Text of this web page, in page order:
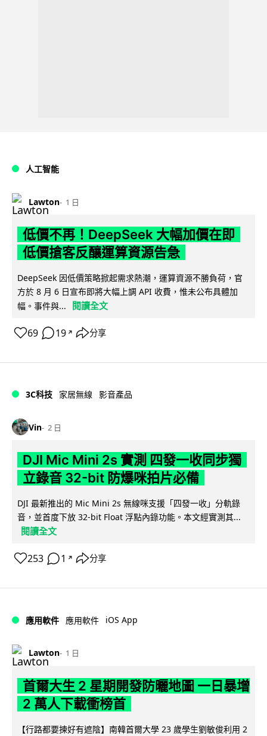
人工智能
Lawton 1 日
低價不再！DeepSeek 大幅加價在即
低價搶客反釀運算資源告急
DeepSeek 因低價策略掀起需求熱潮，運算資源不勝負荷，官
方於 8 月 6 日宣布即將大幅上調 API 收費，惟未公布具體加
幅。事件與...
閱讀全文
69 19 ↗ 分享
3C科技 家居無線 影音產品
Vin 2 日
DJI Mic Mini 2s 實測 四發一收同步獨
立錄音 32-bit 防爆咪拍片必備
DJI 最新推出的 Mic Mini 2s 無線咪支援「四發一收」分軌錄
音，並首度下放 32-bit Float 浮點內錄功能。本文經實測其...
閱讀全文
253 1 ↗ 分享
應用軟件 應用軟件 iOS App
Lawton 1 日
首爾大生 2 星期開發防曬地圖 一日暴增
2 萬人下載衝榜首
【行路都要揀好有遮陰】南韓首爾大學 23 歲學生劉敏俊利用 2